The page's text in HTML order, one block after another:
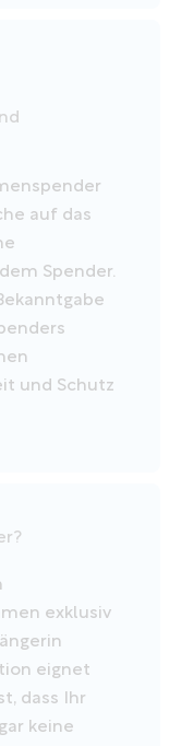
auf das
Spender.
und Schutz
exklusiv
eignet
dass Ihr
keine